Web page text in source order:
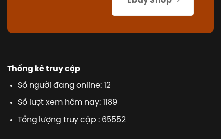
Thống kê truy cập
Số người đang online: 12
Số lượt xem hôm nay: 1189
Tổng lượng truy cập : 65552